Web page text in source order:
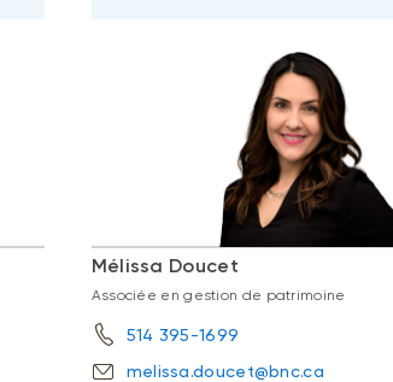
Mélissa Doucet
Associée en gestion de patrimoine
514 395-1699
melissa.doucet@bnc.ca